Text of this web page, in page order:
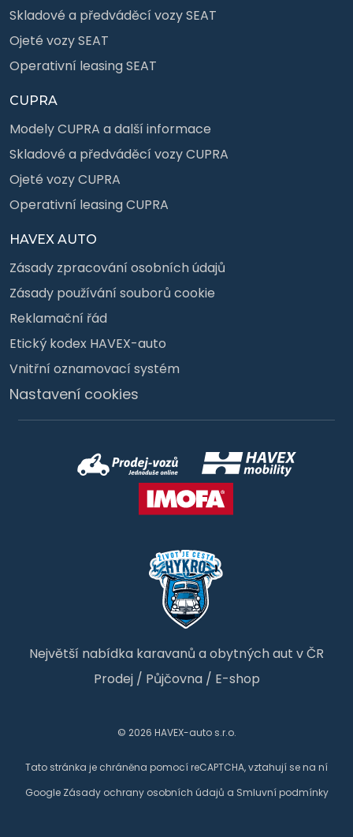
Skladové a předváděcí vozy SEAT
Ojeté vozy SEAT
Operativní leasing SEAT
CUPRA
Modely CUPRA a další informace
Skladové a předváděcí vozy CUPRA
Ojeté vozy CUPRA
Operativní leasing CUPRA
HAVEX AUTO
Zásady zpracování osobních údajů
Zásady používání souborů cookie
Reklamační řád
Etický kodex HAVEX-auto
Vnitřní oznamovací systém
Nastavení cookies
Největší nabídka karavanů a obytných aut v ČR
Prodej/ Půjčovna/ E-shop
© 2026 HAVEX-auto s.r.o.
Tato stránka je chráněna pomocí reCAPTCHA, vztahují se na ní
Google Zásady ochrany osobních údajů a Smluvní podmínky